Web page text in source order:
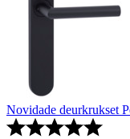
Novidade deurkrukset